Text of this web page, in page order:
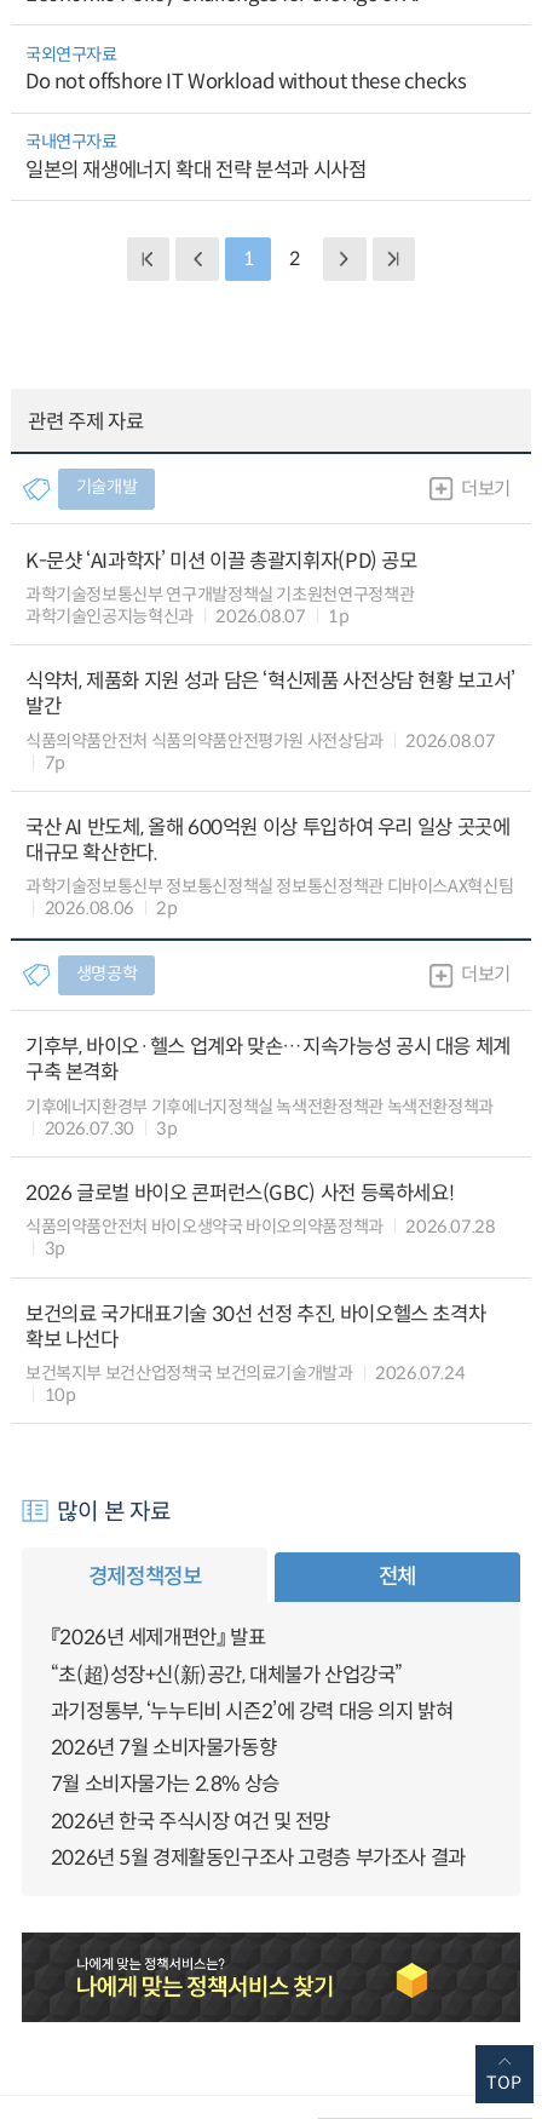
국외연구자료
Do not offshore IT Workload without these checks
국내연구자료
일본의 재생에너지 확대 전략 분석과 시사점
1 2
관련 주제 자료
기술개발 더보기
K-문샷 ‘AI과학자’ 미션 이끌 총괄지휘자(PD) 공모
과학기술정보통신부 연구개발정책실 기초원천연구정책관
과학기술인공지능혁신과
2026.08.07 1p
식약처, 제품화 지원 성과 담은 ‘혁신제품 사전상담 현황 보고서’
발간
식품의약품안전처 식품의약품안전평가원 사전상담과
2026.08.07
7p
국산 AI 반도체, 올해 600억원 이상 투입하여 우리 일상 곳곳에
대규모 확산한다.
과학기술정보통신부 정보통신정책실 정보통신정책관 디바이스AX혁신팀
2026.08.06
2p
생명공학 더보기
기후부, 바이오·헬스 업계와 맞손…지속가능성 공시 대응 체계
구축 본격화
기후에너지환경부 기후에너지정책실 녹색전환정책관 녹색전환정책과
2026.07.30
3p
2026 글로벌 바이오 콘퍼런스(GBC) 사전 등록하세요!
식품의약품안전처 바이오생약국 바이오의약품정책과
2026.07.28
3p
보건의료 국가대표기술 30선 선정 추진, 바이오헬스 초격차
확보 나선다
보건복지부 보건산업정책국 보건의료기술개발과
2026.07.24
10p
많이 본 자료
경제정책정보 전체
『2026년 세제개편안』 발표
“초(超)성장+신(新)공간, 대체불가 산업강국”
과기정통부, ‘누누티비 시즌2’에 강력 대응 의지 밝혀
2026년 7월 소비자물가동향
7월 소비자물가는 2.8% 상승
2026년 한국 주식시장 여건 및 전망
2026년 5월 경제활동인구조사 고령층 부가조사 결과
TOP